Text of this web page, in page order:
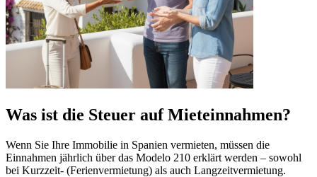
Was ist die Steuer auf Mieteinnahmen?
Wenn Sie Ihre Immobilie in Spanien vermieten, müssen die
Einnahmen jährlich über das Modelo 210 erklärt werden – sowohl
bei Kurzzeit- (Ferienvermietung) als auch Langzeitvermietung.